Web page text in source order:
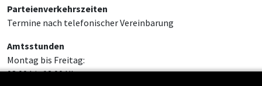
Parteienverkehrszeiten
Termine nach telefonischer Vereinbarung
Amtsstunden
Montag bis Freitag:
08:00 bis 12:00 Uhr